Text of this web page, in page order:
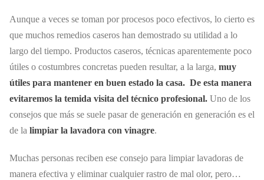
Aunque a veces se toman por procesos poco efectivos, lo cierto es
que muchos remedios caseros han demostrado su utilidad a lo
largo del tiempo. Productos caseros, técnicas aparentemente poco
útiles o costumbres concretas pueden resultar, a la larga, muy
útiles para mantener en buen estado la casa. De esta manera
evitaremos la temida visita del técnico profesional. Uno de los
consejos que más se suele pasar de generación en generación es el
de la limpiar la lavadora con vinagre.
Muchas personas reciben ese consejo para limpiar lavadoras de
manera efectiva y eliminar cualquier rastro de mal olor, pero…